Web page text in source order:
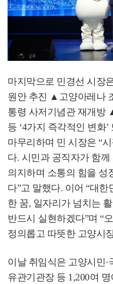
마지막으로 민경선 시장
원안 추진 ▲ 고양아레나
통령 사저기념관 재개방
등 ‘4가지 즉각적인 변화’
마무리하며 민 시장은 “
다. 시민과 공직자가 함
의지하며 소통의 힘을 성
다”고 말했다. 이어 “대한
한 꿈, 일자리가 넘치는
반드시 실현하겠다”며 “
정의롭고 따뜻한 고양시
이날 취임식은 고양시민·
유관기관장 등 1,200여